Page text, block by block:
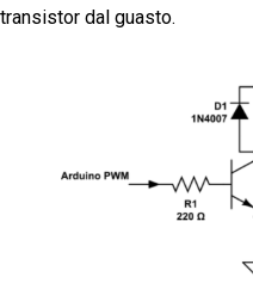
transistor dal guasto.